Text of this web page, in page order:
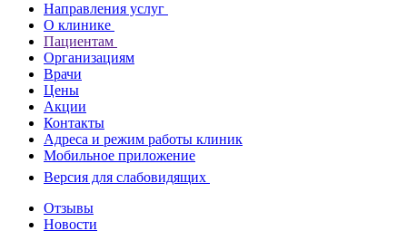
Направления услуг
О клинике
Пациентам
Организациям
Врачи
Цены
Акции
Контакты
Адреса и режим работы клиник
Мобильное приложение
Версия для слабовидящих
Отзывы
Новости